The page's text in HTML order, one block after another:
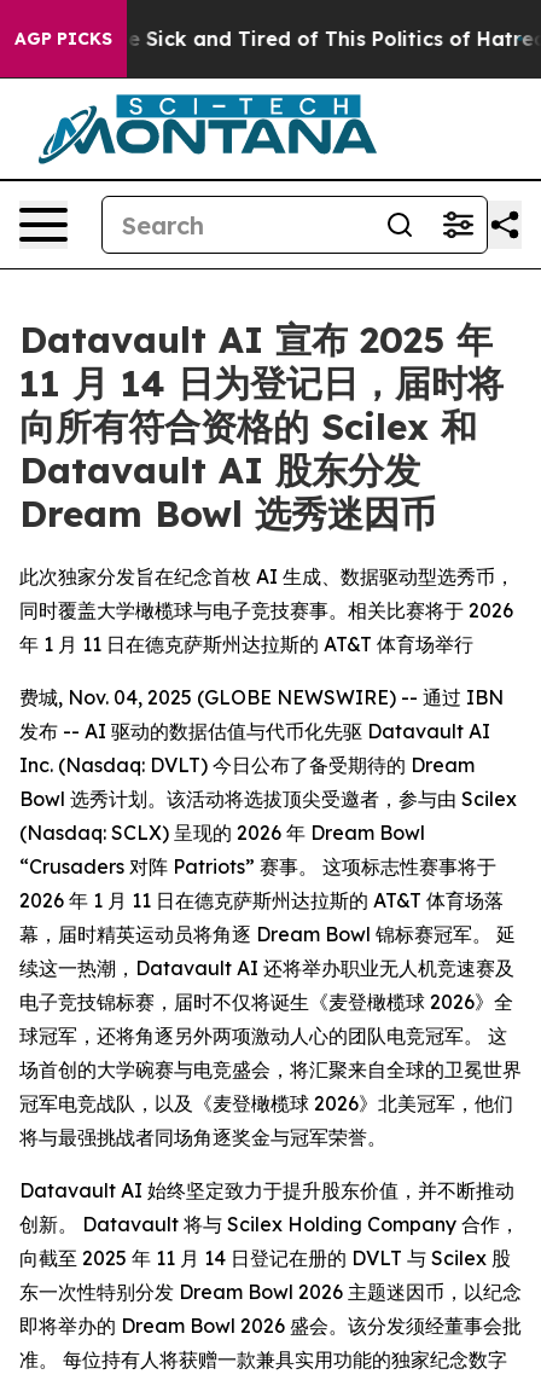
AGP PICKSAre Sick and Tired of This Politics of Hatred”
Datavault AI 宣布 2025 年
11 月 14 日为登记日，届时将
向所有符合资格的 Scilex 和
Datavault AI 股东分发
Dream Bowl 选秀迷因币
此次独家分发旨在纪念首枚 AI 生成、数据驱动型选秀币，
同时覆盖大学橄榄球与电子竞技赛事。相关比赛将于 2026
年 1 月 11 日在德克萨斯州达拉斯的 AT&T 体育场举行
费城, Nov. 04, 2025 (GLOBE NEWSWIRE) -- 通过 IBN
发布 -- AI 驱动的数据估值与代币化先驱 Datavault AI
Inc. (Nasdaq: DVLT) 今日公布了备受期待的 Dream
Bowl 选秀计划。该活动将选拔顶尖受邀者，参与由 Scilex
(Nasdaq: SCLX) 呈现的 2026 年 Dream Bowl
“Crusaders 对阵 Patriots” 赛事。 这项标志性赛事将于
2026 年 1 月 11 日在德克萨斯州达拉斯的 AT&T 体育场落
幕，届时精英运动员将角逐 Dream Bowl 锦标赛冠军。 延
续这一热潮，Datavault AI 还将举办职业无人机竞速赛及
电子竞技锦标赛，届时不仅将诞生《麦登橄榄球 2026》全
球冠军，还将角逐另外两项激动人心的团队电竞冠军。 这
场首创的大学碗赛与电竞盛会，将汇聚来自全球的卫冕世界
冠军电竞战队，以及《麦登橄榄球 2026》北美冠军，他们
将与最强挑战者同场角逐奖金与冠军荣誉。
Datavault AI 始终坚定致力于提升股东价值，并不断推动
创新。 Datavault 将与 Scilex Holding Company 合作，
向截至 2025 年 11 月 14 日登记在册的 DVLT 与 Scilex 股
东一次性特别分发 Dream Bowl 2026 主题迷因币，以纪念
即将举办的 Dream Bowl 2026 盛会。该分发须经董事会批
准。 每位持有人将获赠一款兼具实用功能的独家纪念数字